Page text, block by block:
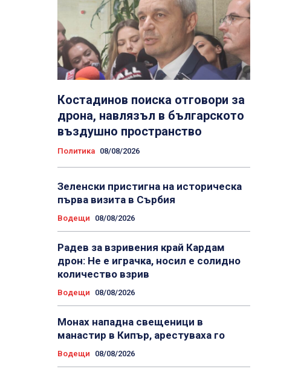
Костадинов поиска отговори за
дрона, навлязъл в българското
въздушно пространство
Политика 08/08/2026
Зеленски пристигна на историческа
първа визита в Сърбия
Водещи 08/08/2026
Радев за взривения край Кардам
дрон: Не е играчка, носил е солидно
количество взрив
Водещи 08/08/2026
Монах нападна свещеници в
манастир в Кипър, арестуваха го
Водещи 08/08/2026